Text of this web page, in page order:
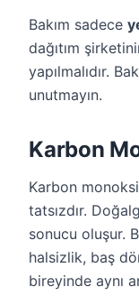
Bakım sadece
dağıtım
yapılmalıdır.
unutmayın.
Karbon
Karbon
tatsızdır.
sonucu oluşur.
halsizlik, baş
bireyinde aynı